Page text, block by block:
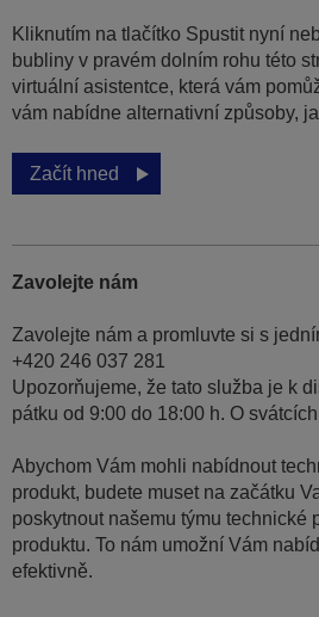
Kliknutím na tlačítko Spustit nyní
bubliny v pravém dolním rohu této
virtuální asistentce, která vám
vám nabídne alternativní způsoby,
Začít hned
Zavolejte nám
Zavolejte nám a promluvte si s
+420 246 037 281
Upozorňujeme, že tato služba je k
pátku od 9:00 do 18:00 h. O
Abychom Vám mohli nabídnout
produkt, budete muset na začátku
poskytnout našemu týmu technické
produktu. To nám umožní Vám
efektivně.